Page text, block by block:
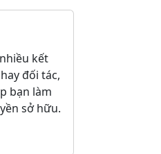
kết
đối tác,
bạn làm
sở hữu.